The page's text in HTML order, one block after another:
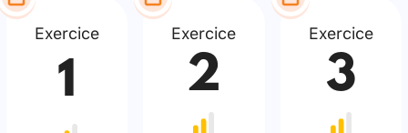
Exercice
1
Exercice
2
Exercice
3